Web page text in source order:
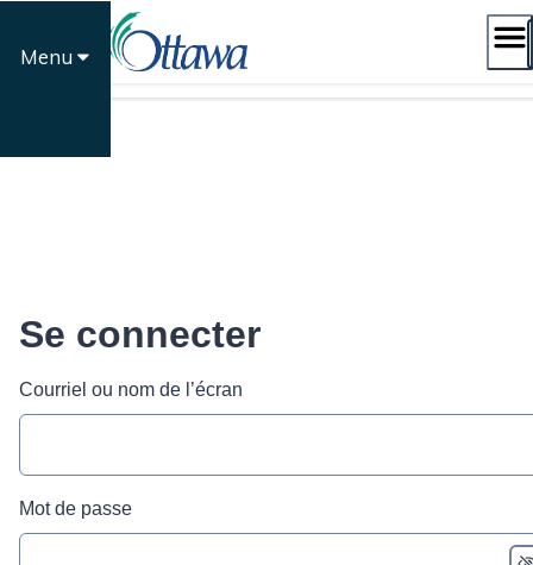
contenu
Menu
Se connecter
Courriel ou nom de l’écran
Mot de passe